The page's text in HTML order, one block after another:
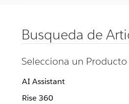
Busqueda de
Selecciona un Producto
AI Assistant
Rise 360